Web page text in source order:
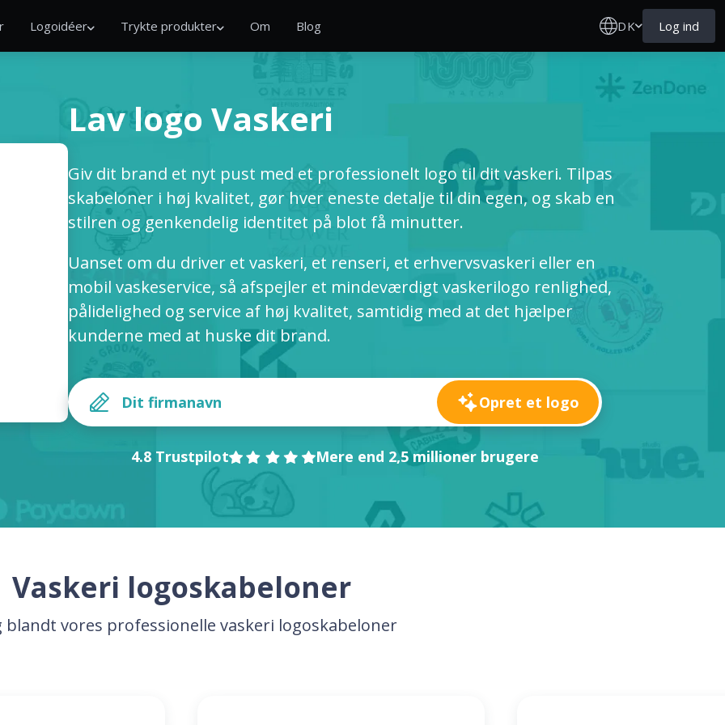
Logoidéer Trykte produkter Om Blog DK Log ind
Lav logo Vaskeri
Giv dit brand et nyt pust med et professionelt logo til dit vaskeri. Tilpas
skabeloner i høj kvalitet, gør hver eneste detalje til din egen, og skab en
stilren og genkendelig identitet på blot få minutter.
Uanset om du driver et vaskeri, et renseri, et erhvervsvaskeri eller en
mobil vaskeservice, så afspejler et mindeværdigt vaskerilogo renlighed,
pålidelighed og service af høj kvalitet, samtidig med at det hjælper
kunderne med at huske dit brand.
Opret et logo
4.8 Trustpilot Mere end 2,5 millioner brugere
Vaskeri logoskabeloner
blandt vores professionelle vaskeri logoskabeloner